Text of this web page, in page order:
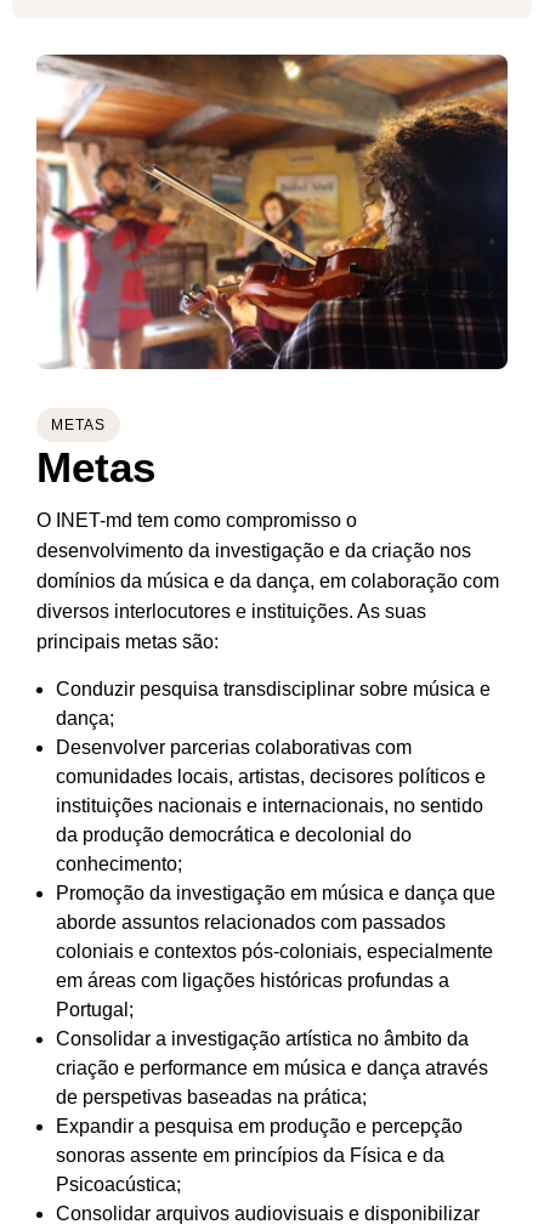
METAS
Metas
O INET-md tem como compromisso o
desenvolvimento da investigação e da criação nos
domínios da música e da dança, em colaboração com
diversos interlocutores e instituições. As suas
principais metas são:
Conduzir pesquisa transdisciplinar sobre música e
dança;
Desenvolver parcerias colaborativas com
comunidades locais, artistas, decisores políticos e
instituições nacionais e internacionais, no sentido
da produção democrática e decolonial do
conhecimento;
Promoção da investigação em música e dança que
aborde assuntos relacionados com passados
coloniais e contextos pós-coloniais, especialmente
em áreas com ligações históricas profundas a
Portugal;
Consolidar a investigação artística no âmbito da
criação e performance em música e dança através
de perspetivas baseadas na prática;
Expandir a pesquisa em produção e percepção
sonoras assente em princípios da Física e da
Psicoacústica;
Consolidar arquivos audiovisuais e disponibilizar